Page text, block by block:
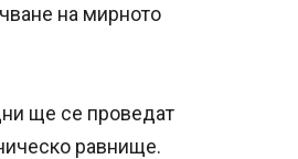
на мирното
ще се проведат
равнище.